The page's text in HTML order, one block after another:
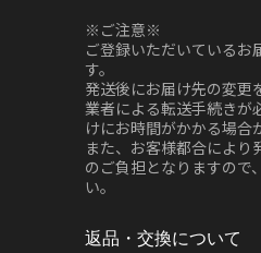
※ご注意※
ご登録いただいているお
す。
発送後にお届け先の変更
業者による転送手続きが
けにお時間がかかる場合
また、お客様都合により
のご負担となりますので
い。
返品・交換について